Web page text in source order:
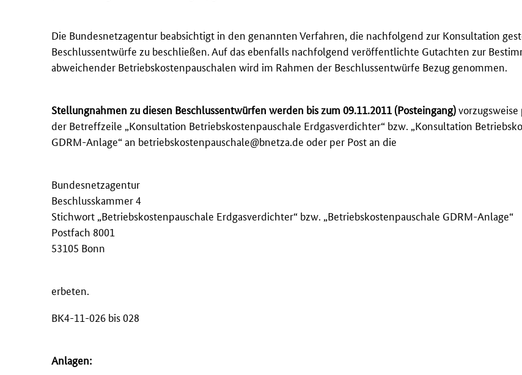
Die Bundesnetzagentur beabsichtigt in den genannten Verfahren, die nachfolgend zur Konsultation
Beschlussentwürfe zu beschließen. Auf das ebenfalls nachfolgend veröffentlichte Gutachten zur
abweichender Betriebskostenpauschalen wird im Rahmen der Beschlussentwürfe Bezug genommen.
Stellungnahmen zu diesen Beschlussentwürfen werden bis zum 09.11.2011 (Posteingang)
der Betreffzeile „Konsultation Betriebskostenpauschale Erdgasverdichter“ bzw. „Konsultation
GDRM-Anlage“ an betriebskostenpauschale@bnetza.de oder per Post an die
Bundesnetzagentur
Beschlusskammer 4
Stichwort „Betriebskostenpauschale Erdgasverdichter“ bzw. „Betriebskostenpauschale GDRM-Anlage“
Postfach 8001
53105 Bonn
erbeten.
BK4-11-026 bis 028
Anlagen: